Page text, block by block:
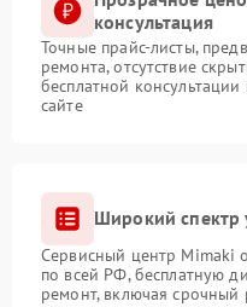
консультация
Точные прайс-листы,
ремонта, отсутствие
бесплатной
сайте
Широкий спектр
Сервисный центр Mimaki
по всей РФ, бесплатную
ремонт, включая срочный